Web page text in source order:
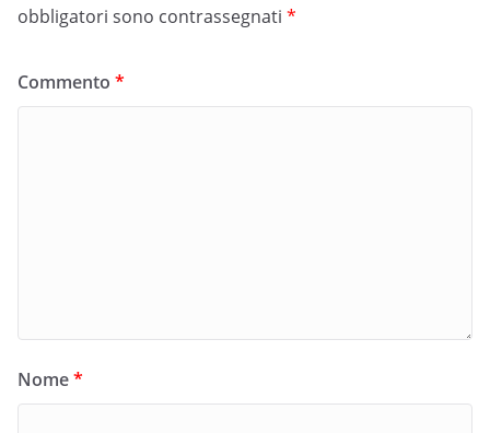
obbligatori sono contrassegnati *
Commento *
Nome*